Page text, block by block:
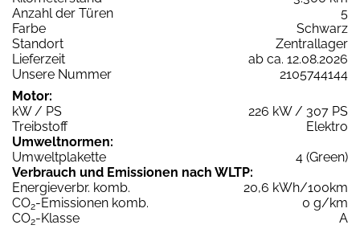
Anzahl der Türen
5
Farbe
Schwarz
Standort
Zentrallager
Lieferzeit
ab ca. 12.08.2026
Unsere Nummer
2105744144
Motor:
kW / PS
226 kW / 307 PS
Treibstoff
Elektro
Umweltnormen:
Umweltplakette
4 (Green)
Verbrauch und Emissionen nach WLTP:
Energieverbr. komb.
20,6 kWh/100km
CO2-Emissionen komb.
0 g/km
CO2-Klasse
A